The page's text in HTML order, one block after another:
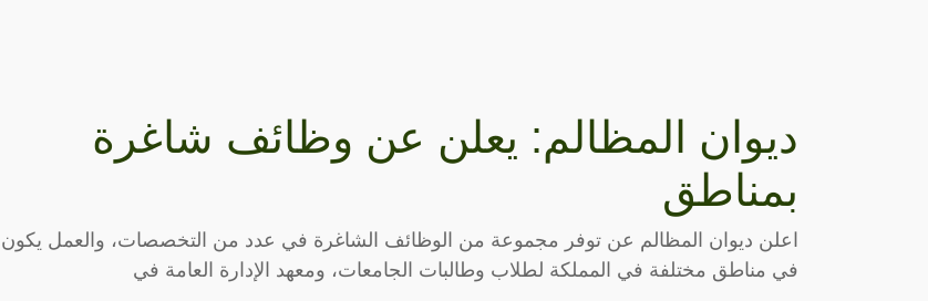
ديوان المظالم: يعلن عن وظائف شاغرة
بمناطق
اعلن ديوان المظالم عن توفر مجموعة من الوظائف الشاغرة في عدد من التخصصات، والعمل يكون
في مناطق مختلفة في المملكة لطلاب وطالبات الجامعات، ومعهد الإدارة العامة في